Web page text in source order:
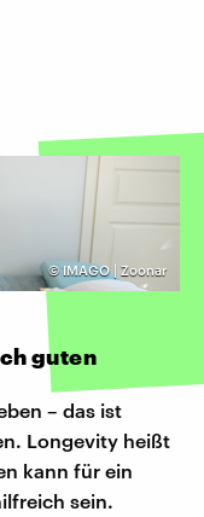
© IMAGO | Zoonar
guten
– das ist
Longevity heißt
kann für ein
sein.